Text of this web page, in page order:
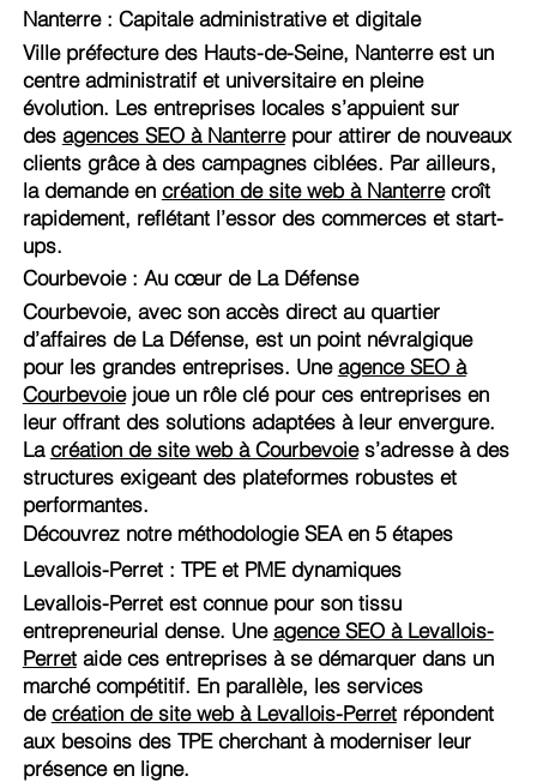
Nanterre : Capitale administrative et digitale
Ville préfecture des Hauts-de-Seine, Nanterre est un
centre administratif et universitaire en pleine
évolution. Les entreprises locales s’appuient sur
des agences SEO à Nanterrepour attirer de nouveaux
clients grâce à des campagnes ciblées. Par ailleurs,
la demande en création de site web à Nanterrecroît
rapidement, reflétant l’essor des commerces et start-
ups.
Courbevoie : Au cœur de La Défense
Courbevoie, avec son accès direct au quartier
d’affaires de La Défense, est un point névralgique
pour les grandes entreprises. Uneagence SEO à
Courbevoiejoue un rôle clé pour ces entreprises en
leur offrant des solutions adaptées à leur envergure.
Lacréation de site web à Courbevoies’adresse à des
structures exigeant des plateformes robustes et
performantes.
Levallois-Perret : TPE et PME dynamiques
Levallois-Perret est connue pour son tissu
entrepreneurial dense. Uneagence SEO à Levallois-
Perretaide ces entreprises à se démarquer dans un
marché compétitif. En parallèle, les services
decréation de site web à Levallois-Perretrépondent
aux besoins des TPE cherchant à moderniser leur
présence en ligne.
Découvrez notre méthodologie SEA en 5 étapes